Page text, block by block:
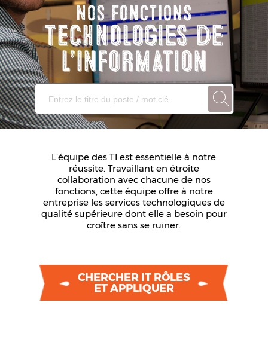
Nos Fonctions
Technologies de
l’information
L’équipe des TI est essentielle à notre
réussite. Travaillant en étroite
collaboration avec chacune de nos
fonctions, cette équipe offre à notre
entreprise les services technologiques de
qualité supérieure dont elle a besoin pour
croître sans se ruiner.
CHERCHER IT RÔLES
ET APPLIQUER